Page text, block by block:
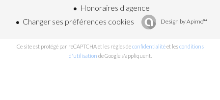
Honoraires d'agence
Changer ses préférences cookies
Design byApimo™
Ce site est protégé par reCAPTCHA et les règles deconfidentialitéet lesconditions
d'utilisation de Google s'appliquent.